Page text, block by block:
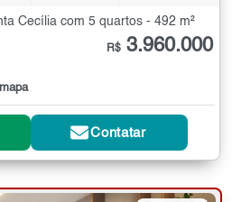
Cecília com 5 quartos - 492 m²
R$ 3.960.000
Contatar